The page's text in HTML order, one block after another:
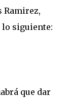
Ramirez,
lo siguiente:
que dar